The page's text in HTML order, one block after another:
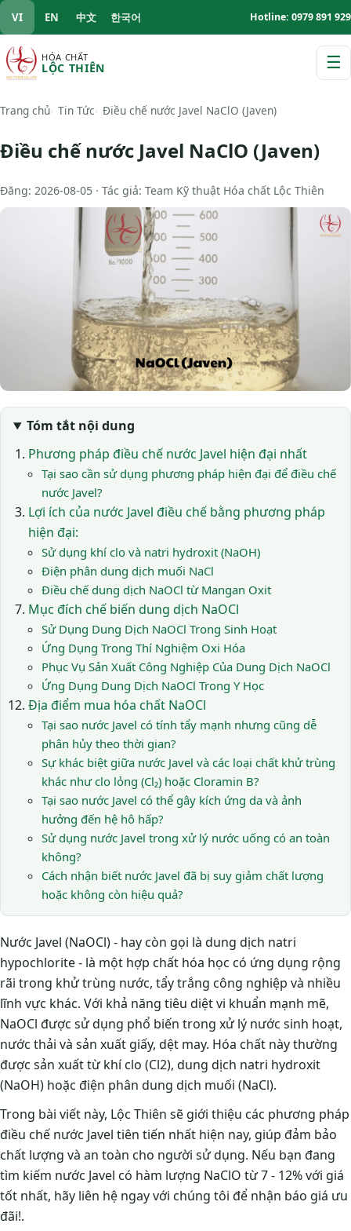
VI EN 中文 한국어 Hotline: 0979 891 929
HÓA CHẤT
LỘC THIÊN ☰
Trang chủ Tin Tức Điều chế nước Javel NaClO (Javen)
Điều chế nước Javel NaClO (Javen)
Đăng: 2026-08-05 · Tác giả: Team Kỹ thuật Hóa chất Lộc Thiên
Tóm tắt nội dung
Phương pháp điều chế nước Javel hiện đại nhất
Tại sao cần sử dụng phương pháp hiện đại để điều chế
nước Javel?
Lợi ích của nước Javel điều chế bằng phương pháp
hiện đại:
Sử dụng khí clo và natri hydroxit (NaOH)
Điện phân dung dịch muối NaCl
Điều chế dung dịch NaOCl từ Mangan Oxit
Mục đích chế biến dung dịch NaOCl
Sử Dụng Dung Dịch NaOCl Trong Sinh Hoạt
Ứng Dụng Trong Thí Nghiệm Oxi Hóa
Phục Vụ Sản Xuất Công Nghiệp Của Dung Dịch NaOCl
Ứng Dụng Dung Dịch NaOCl Trong Y Học
Địa điểm mua hóa chất NaOCl
Tại sao nước Javel có tính tẩy mạnh nhưng cũng dễ
phân hủy theo thời gian?
Sự khác biệt giữa nước Javel và các loại chất khử trùng
khác như clo lỏng (Cl₂) hoặc Cloramin B?
Tại sao nước Javel có thể gây kích ứng da và ảnh
hưởng đến hệ hô hấp?
Sử dụng nước Javel trong xử lý nước uống có an toàn
không?
Cách nhận biết nước Javel đã bị suy giảm chất lượng
hoặc không còn hiệu quả?
Nước Javel (NaOCl) - hay còn gọi là dung dịch natri
hypochlorite - là một hợp chất hóa học có ứng dụng rộng
rãi trong khử trùng nước, tẩy trắng công nghiệp và nhiều
lĩnh vực khác. Với khả năng tiêu diệt vi khuẩn mạnh mẽ,
NaOCl được sử dụng phổ biến trong xử lý nước sinh hoạt,
nước thải và sản xuất giấy, dệt may. Hóa chất này thường
được sản xuất từ khí clo (Cl2), dung dịch natri hydroxit
(NaOH) hoặc điện phân dung dịch muối (NaCl).
Trong bài viết này, Lộc Thiên sẽ giới thiệu các phương pháp
điều chế nước Javel tiên tiến nhất hiện nay, giúp đảm bảo
chất lượng và an toàn cho người sử dụng. Nếu bạn đang
tìm kiếm nước Javel có hàm lượng NaClO từ 7 - 12% với giá
tốt nhất, hãy liên hệ ngay với chúng tôi để nhận báo giá ưu
đãi!.